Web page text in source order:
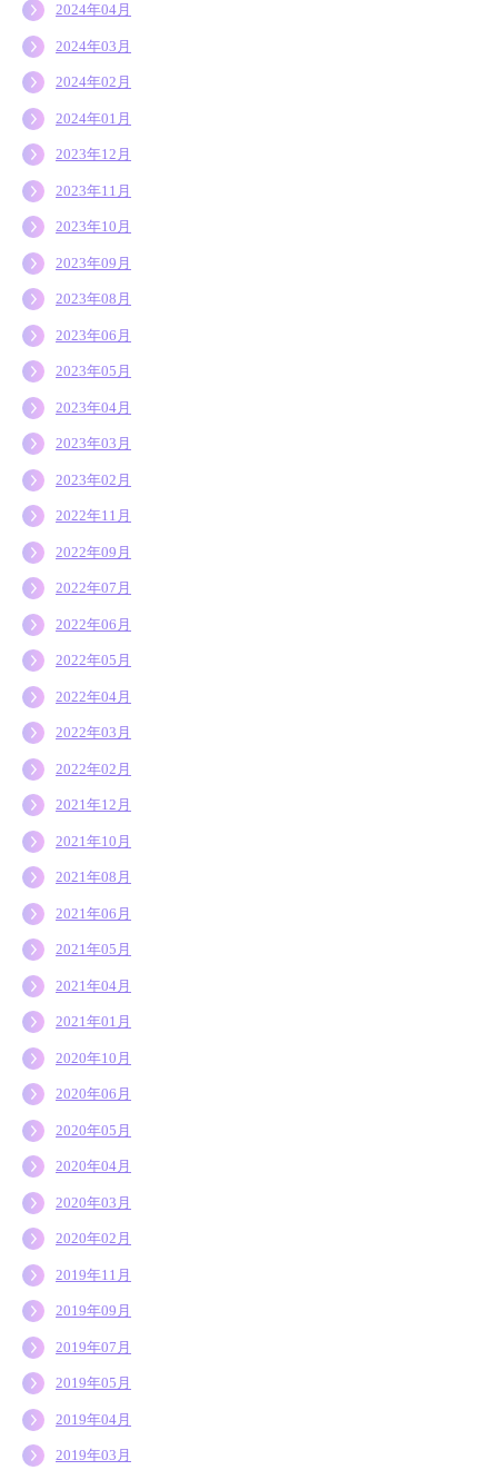
2024年04月
2024年03月
2024年02月
2024年01月
2023年12月
2023年11月
2023年10月
2023年09月
2023年08月
2023年06月
2023年05月
2023年04月
2023年03月
2023年02月
2022年11月
2022年09月
2022年07月
2022年06月
2022年05月
2022年04月
2022年03月
2022年02月
2021年12月
2021年10月
2021年08月
2021年06月
2021年05月
2021年04月
2021年01月
2020年10月
2020年06月
2020年05月
2020年04月
2020年03月
2020年02月
2019年11月
2019年09月
2019年07月
2019年05月
2019年04月
2019年03月